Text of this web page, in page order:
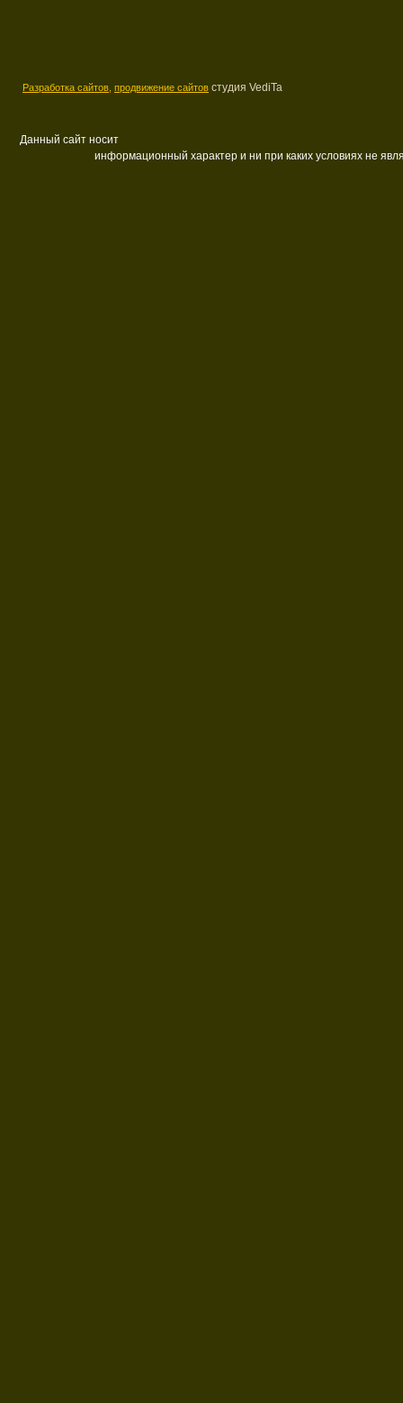
Разработка сайтов, продвижение сайтов студия VediTa
Данный сайт носит
информационный характер и ни при каких условиях не